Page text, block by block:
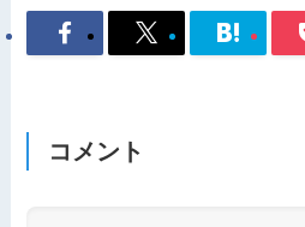
コメント